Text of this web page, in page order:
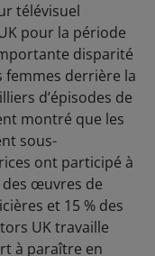
télévisuel
pour la période
disparité
femmes derrière la
d’épisodes de
montré que les
sous-
ont participé à
des œuvres de
et 15 % des
UK travaille
à paraître en